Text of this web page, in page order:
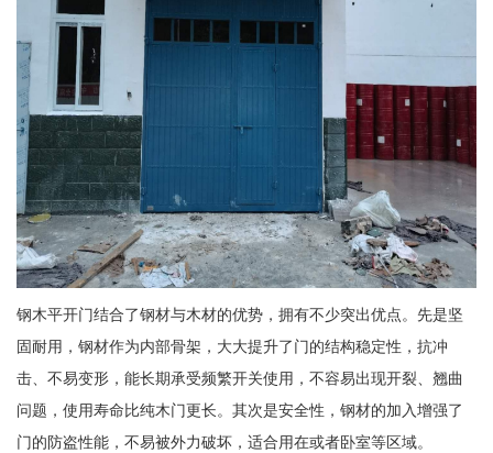
钢木平开门结合了钢材与木材的优势，拥有不少突出优点。先是坚
固耐用，钢材作为内部骨架，大大提升了门的结构稳定性，抗冲
击、不易变形，能长期承受频繁开关使用，不容易出现开裂、翘曲
问题，使用寿命比纯木门更长。其次是安全性，钢材的加入增强了
门的防盗性能，不易被外力破坏，适合用在或者卧室等区域。